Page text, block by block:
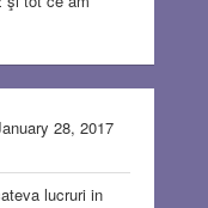
28, 2017
lucruri in